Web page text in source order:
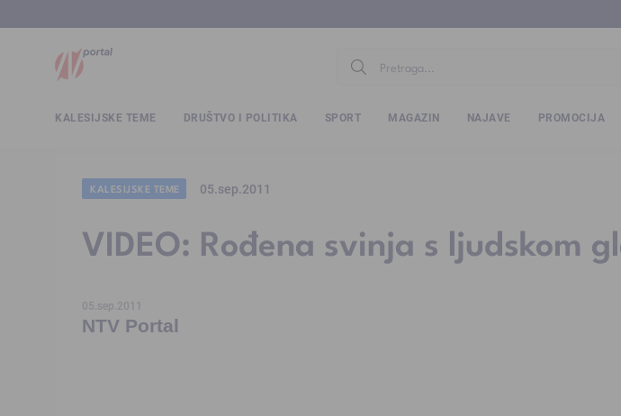
KALESIJSKE TEME DRUŠTVO I POLITIKA SPORT MAGAZIN NAJAVE PROMOCIJA
KALESIJSKE TEME 05.sep.2011
VIDEO: Rođena svinja s ljudskom
05.sep.2011
NTV Portal